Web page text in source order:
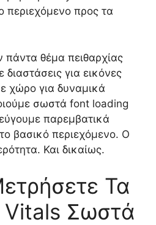
περιεχόμενο προς τα
πάντα θέμα πειθαρχίας
για εικόνες
χώρο για δυναμικά
σωστά font loading
παρεμβατικά
βασικό περιεχόμενο. Ο
Και δικαίως.
Τα
Vitals Σωστά